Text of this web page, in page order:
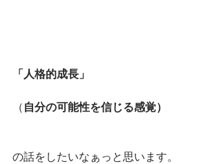
「人格的成長」
（ 自分の可能性を信じる感覚）
の話をしたいなぁっと思います。